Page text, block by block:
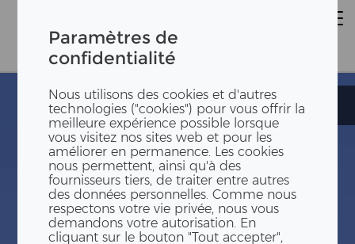
Paramètres de
confidentialité
Nous utilisons des cookies et d'autres
technologies ("cookies") pour vous offrir la
meilleure expérience possible lorsque
vous visitez nos sites web et pour les
améliorer en permanence. Les cookies
nous permettent, ainsi qu'à des
fournisseurs tiers, de traiter entre autres
des données personnelles. Comme nous
respectons votre vie privée, nous vous
demandons votre autorisation. En
cliquant sur le bouton "Tout accepter",
Grundschule
Grundschule